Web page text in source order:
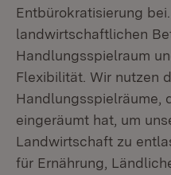
Entbürokratisierung
landwirtschaftlichen
Handlungsspielraum
Flexibilität. Wir nutzen
Handlungsspielräume,
eingeräumt hat, um
Landwirtschaft zu
für Ernährung,